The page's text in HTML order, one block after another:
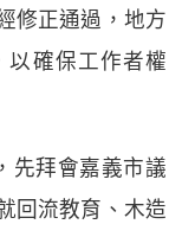
修正通過，地方
以確保工作者權
先拜會嘉義市議
回流教育、木造